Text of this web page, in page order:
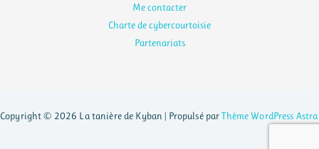
Me contacter
Charte de cybercourtoisie
Partenariats
Copyright © 2026 La tanière de Kyban | Propulsé parThème WordPress Astra